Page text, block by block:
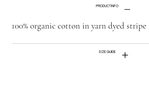
PRODUCT INFO
100% organic cotton in yarn dyed stripe
SIZE GUIDE